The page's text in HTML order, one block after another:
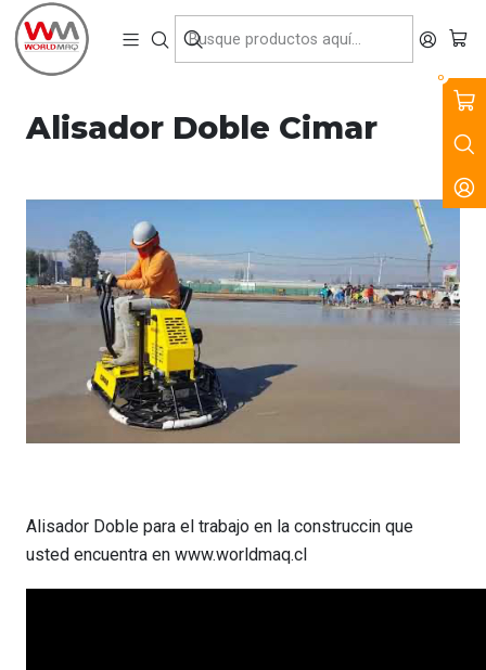
0
VENTA, ARRIENDO Y SERVICIO DE MAQUINARIA PARA LA
CONSTRUCCIÓN, MINERÍA E INDUSTRIA.
Inicio Videos Alisador Doble Cimar
Alisador Doble Cimar
Alisador Doble para el trabajo en la construccin que
usted encuentra en www.worldmaq.cl